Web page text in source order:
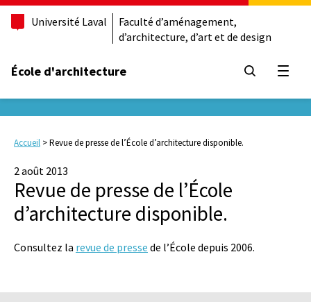
Université Laval
Faculté d’aménagement,
d’architecture, d’art et de design
École d'architecture
Accueil >Revue de presse de l’École d’architecture disponible.
2 août 2013
Revue de presse de l’École
d’architecture disponible.
Consultez la revue de presse de l’École depuis 2006.